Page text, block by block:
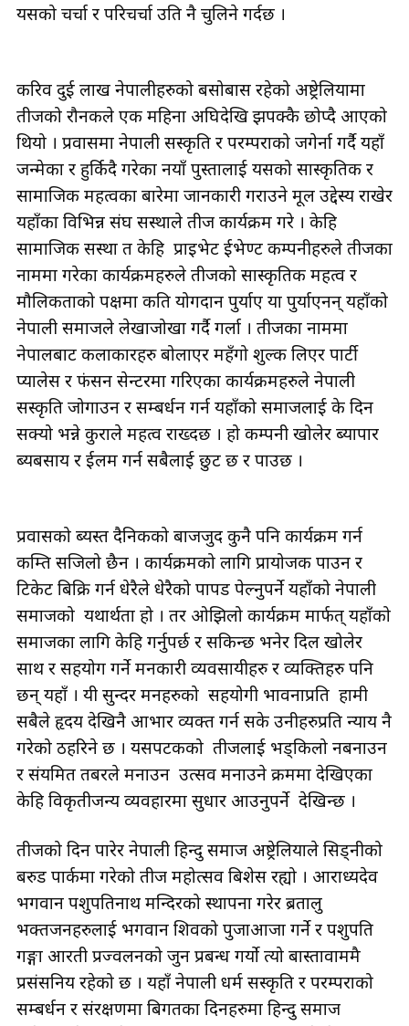
यसको चर्चा र परिचर्चा उति नै चुलिने गर्दछ ।
करिव दुई लाख नेपालीहरुको बसोबास रहेको अष्ट्रेलियामा
तीजको रौनकले एक महिना अघिदेखि झपक्कै छोप्दै आएको
थियो । प्रवासमा नेपाली सस्कृति र परम्पराको जगेर्ना गर्दै यहाँ
जन्मेका र हुर्किदै गरेका नयाँ पुस्तालाई यसको सास्कृतिक र
सामाजिक महत्वका बारेमा जानकारी गराउने मूल उद्देस्य राखेर
यहाँका विभिन्न संघ सस्थाले तीज कार्यक्रम गरे । केहि
सामाजिक सस्था त केहि प्राइभेट ईभेण्ट कम्पनीहरुले तीजका
नाममा गरेका कार्यक्रमहरुले तीजको सास्कृतिक महत्व र
मौलिकताको पक्षमा कति योगदान पुर्याए या पुर्याएनन् यहाँको
नेपाली समाजले लेखाजोखा गर्दै गर्ला । तीजका नाममा
नेपालबाट कलाकारहरु बोलाएर महँगो शुल्क लिएर पार्टी
प्यालेस र फंसन सेन्टरमा गरिएका कार्यक्रमहरुले नेपाली
सस्कृति जोगाउन र सम्बर्धन गर्न यहाँको समाजलाई के दिन
सक्यो भन्ने कुराले महत्व राख्दछ । हो कम्पनी खोलेर ब्यापार
ब्यबसाय र ईलम गर्न सबैलाई छुट छ र पाउछ ।
प्रवासको ब्यस्त दैनिकीको बाजजुद कुनै पनि कार्यक्रम गर्न
कम्ति सजिलो छैन । कार्यक्रमको लागि प्रायोजक पाउन र
टिकेट बिक्रि गर्न धेरैले धेरैको पापड पेल्नुपर्ने यहाँको नेपाली
समाजको यथार्थता हो । तर ओझिलो कार्यक्रम मार्फत् यहाँको
समाजका लागि केहि गर्नुपर्छ र सकिन्छ भनेर दिल खोलेर
साथ र सहयोग गर्ने मनकारी व्यवसायीहरु र व्यक्तिहरु पनि
छन् यहाँ । यी सुन्दर मनहरुको सहयोगी भावनाप्रति हामी
सबैले हृदय देखिनै आभार व्यक्त गर्न सके उनीहरुप्रति न्याय नै
गरेको ठहरिने छ । यसपटकको तीजलाई भड्किलो नबनाउन
र संयमित तबरले मनाउन उत्सव मनाउने क्रममा देखिएका
केहि विकृतीजन्य व्यवहारमा सुधार आउनुपर्ने देखिन्छ ।
तीजको दिन पारेर नेपाली हिन्दु समाज अष्ट्रेलियाले सिड्नीको
बरुड पार्कमा गरेको तीज महोत्सव बिशेस रह्यो । आराध्यदेव
भगवान पशुपतिनाथ मन्दिरको स्थापना गरेर ब्रतालु
भक्तजनहरुलाई भगवान शिवको पुजाआजा गर्ने र पशुपति
गङ्गा आरती प्रज्वलनको जुन प्रबन्ध गर्यो त्यो बास्तावाममै
प्रसंसनिय रहेको छ । यहाँ नेपाली धर्म सस्कृति र परम्पराको
सम्बर्धन र संरक्षणमा बिगतका दिनहरुमा हिन्दु समाज